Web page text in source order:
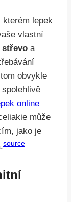
kterém lepek
vlastní
střevo a
obvykle
online
může
jako je
source